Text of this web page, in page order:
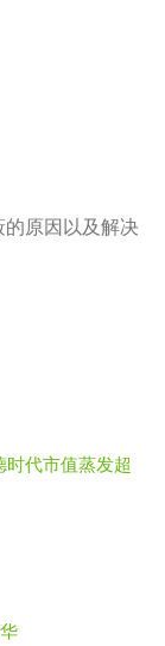
的原因以及解决
代市值蒸发超